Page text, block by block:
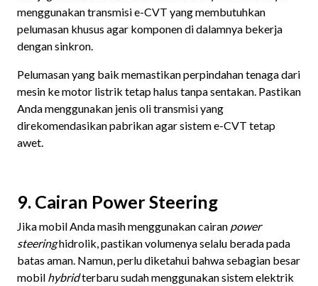
menggunakan transmisi e-CVT yang membutuhkan
pelumasan khusus agar komponen di dalamnya bekerja
dengan sinkron.
Pelumasan yang baik memastikan perpindahan tenaga dari
mesin ke motor listrik tetap halus tanpa sentakan. Pastikan
Anda menggunakan jenis oli transmisi yang
direkomendasikan pabrikan agar sistem e-CVT tetap
awet.
9. Cairan Power Steering
Jika mobil Anda masih menggunakan cairan power
steeringhidrolik, pastikan volumenya selalu berada pada
batas aman. Namun, perlu diketahui bahwa sebagian besar
mobil hybridterbaru sudah menggunakan sistem elektrik